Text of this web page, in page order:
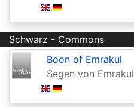
Amonkhet
Amonkhet
Invocations
Antiquities
Schwarz - Commons
Boon of Emrakul
Segen von Emrakul